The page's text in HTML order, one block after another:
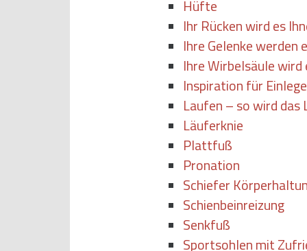
Hüfte
Ihr Rücken wird es
Ihre Gelenke werden
Ihre Wirbelsäule wird
Inspiration für
Laufen – so wird
Läuferknie
Plattfuß
Pronation
Schiefer
Schienbeinreizung
Senkfuß
Sportsohlen mit